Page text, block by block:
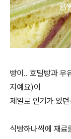
빵이.. 호밀빵과 우
지예요)이
제일로 인기가 있
식빵하나씩에 재료